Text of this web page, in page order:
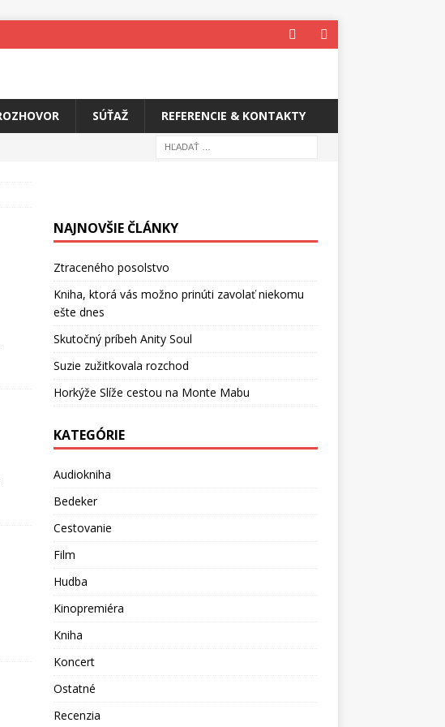
SÚŤAŽ REFERENCIE & KONTAKTY
NAJNOVŠIE ČLÁNKY
Ztraceného posolstvo
Kniha, ktorá vás možno prinúti zavolať niekomu
ešte dnes
Skutočný príbeh Anity Soul
Suzie zužitkovala rozchod
Horkýže Slíže cestou na Monte Mabu
KATEGÓRIE
Audiokniha
Bedeker
Cestovanie
Film
Hudba
Kinopremiéra
Kniha
Koncert
Ostatné
Recenzia